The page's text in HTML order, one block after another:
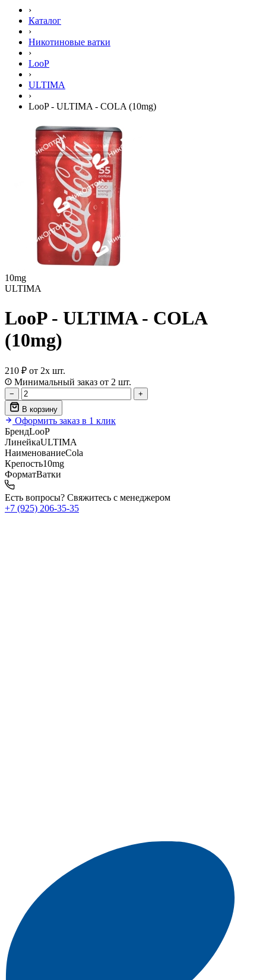
›
Каталог
›
Никотиновые ватки
›
LooP
›
ULTIMA
›
LooP - ULTIMA - COLA (10mg)
10mg
ULTIMA
LooP - ULTIMA - COLA
(10mg)
210 ₽ от 2х шт.
Минимальный заказ от 2 шт.
−
+
В корзину
Оформить заказ в 1 клик
БрендLooP
ЛинейкаULTIMA
НаименованиеCola
Крепость10mg
ФорматВатки
Есть вопросы? Свяжитесь с менеджером
+7 (925) 206‑35‑35